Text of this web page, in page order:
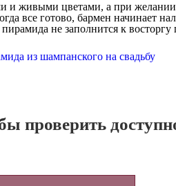
и живыми цветами, а при
все готово, бармен начинает
не заполнится к восторгу
проверить